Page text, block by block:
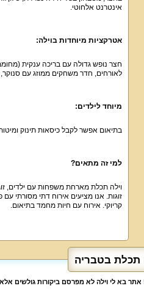
אינטרנט אלחוטי.
אטרקציות מיוחדות בוילה:
חצר נופש גדולה עם בריכה ענקית
לאורחים, חדר משחקים ממוזג עם סנוקר,
מיוחד לילדים:
בתיאום אפשר לקבל כיסאות תינוק
למי זה מתאים?
וילה תכלת מארחת משפחות עם ילדים,
זוגות. אנו מציעים אירוח דתי מסורתי
קריוקי. אירוח עם חיות מחמד בתיאום.
תכלת בטבריה
אתר בא לי וילה לא מפרסם ביקורות גולשים